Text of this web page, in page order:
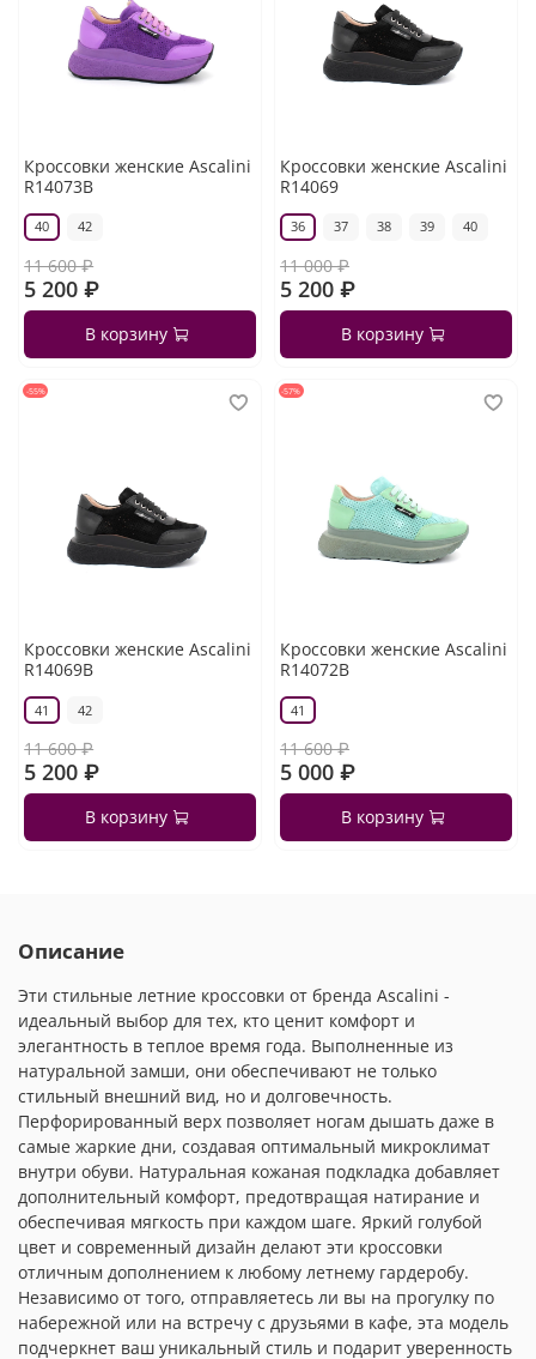
Кроссовки женские Ascalini
R14073B
40 42
11 600 ₽
5 200 ₽
В корзину
Кроссовки женские Ascalini
R14069
36 37 38 39 40
11 000 ₽
5 200 ₽
В корзину
-55%
Кроссовки женские Ascalini
R14069B
41 42
11 600 ₽
5 200 ₽
В корзину
-57%
Кроссовки женские Ascalini
R14072B
41
11 600 ₽
5 000 ₽
В корзину
Описание
Эти стильные летние кроссовки от бренда Ascalini -
идеальный выбор для тех, кто ценит комфорт и
элегантность в теплое время года. Выполненные из
натуральной замши, они обеспечивают не только
стильный внешний вид, но и долговечность.
Перфорированный верх позволяет ногам дышать даже в
самые жаркие дни, создавая оптимальный микроклимат
внутри обуви. Натуральная кожаная подкладка добавляет
дополнительный комфорт, предотвращая натирание и
обеспечивая мягкость при каждом шаге. Яркий голубой
цвет и современный дизайн делают эти кроссовки
отличным дополнением к любому летнему гардеробу.
Независимо от того, отправляетесь ли вы на прогулку по
набережной или на встречу с друзьями в кафе, эта модель
подчеркнет ваш уникальный стиль и подарит уверенность